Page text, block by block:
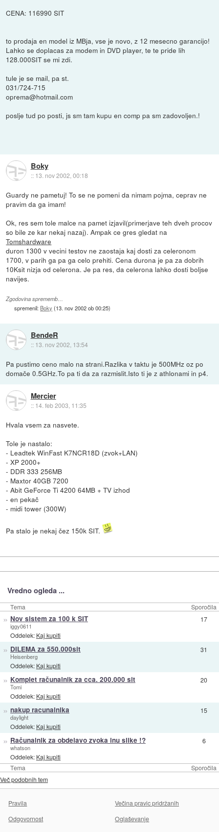
CENA: 116990 SIT
to prodaja en model iz MBja, vse je novo, z 12 mesecno garancijo!
Lahko se doplacas za modem in DVD player, te te pride lih
128.000SIT se mi zdi.
tule je se mail, pa st.
031/724-715
oprema@hotmail.com
poslje tud po posti, js sm tam kupu en comp pa sm zadovoljen.!
Boky
:: 13. nov 2002, 00:18
Guardy ne pametuj! To se ne pomeni da nimam pojma, ceprav ne
pravim da ga imam!
Ok, res sem tole malce na pamet izjavil(primerjave teh dveh procov
so bile ze kar nekaj nazaj). Ampak ce gres gledat na
Tomshardware
duron 1300 v vecini testov ne zaostaja kaj dosti za celeronom
1700, v parih ga pa ga celo prehiti. Cena durona je pa za dobrih
10Ksit nizja od celerona. Je pa res, da celerona lahko dosti boljse
navijes.
Zgodovina sprememb…
spremenil: Boky (13. nov 2002 ob 00:25)
BendeR
:: 13. nov 2002, 13:54
Pa pustimo ceno malo na strani.Razlika v taktu je 500MHz oz po
domače 0.5GHz.To pa ti da za razmislit.Isto ti je z athlonami in p4.
Mercier
:: 14. feb 2003, 11:35
Hvala vsem za nasvete.
Tole je nastalo:
- Leadtek WinFast K7NCR18D (zvok+LAN)
- XP 2000+
- DDR 333 256MB
- Maxtor 40GB 7200
- Abit GeForce Ti 4200 64MB + TV izhod
- en pekač
- midi tower (300W)
Pa stalo je nekaj čez 150k SIT.
Vredno ogleda ...
Tema Sporočila
Tema Sporočila
» Nov sistem za 100 k SIT
iggy0611
Oddelek: Kaj kupiti
17
» DILEMA za 550.000sit
Heisenberg
Oddelek: Kaj kupiti
31
» Komplet računalnik za cca. 200.000 sit
Tomi
Oddelek: Kaj kupiti
20
» nakup racunalnika
daylight
Oddelek: Kaj kupiti
15
» Računalnik za obdelavo zvoka inu slike !?
whatson
Oddelek: Kaj kupiti
6
Več podobnih tem
Pravila
Večina pravic pridržanih
Odgovornost
Oglaševanje